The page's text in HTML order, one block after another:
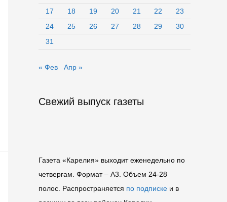
17
18 19 20 21 22
23
24
25 26 27 28 29
30
31
« Фев Апр »
Свежий выпуск газеты
Газета «Карелия» выходит еженедельно по
четвергам. Формат – A3. Объем 24-28
полос. Распространяется по подписке и в